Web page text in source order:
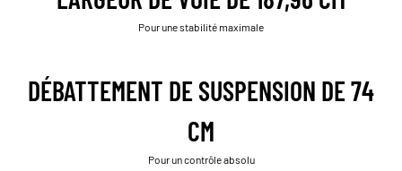
Pour une stabilité maximale
DÉBATTEMENT DE SUSPENSION DE 74
CM
Pour un contrôle absolu